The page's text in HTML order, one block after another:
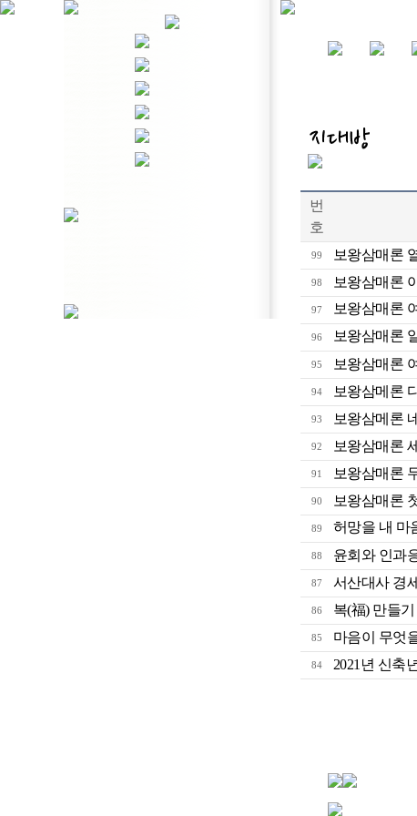
번
호
99 보왕삼매론
98 보왕삼매론
97 보왕삼매론
96 보왕삼매론
95 보왕삼매론
94 보왕삼메론
93 보왕삼메론
92 보왕삼매론
91 보왕삼매론
90 보왕삼매론
89 허망을 내 마
88 윤회와 인과
87 서산대사 경
86 복(福) 만들
85 마음이 무엇
84 2021년 신축